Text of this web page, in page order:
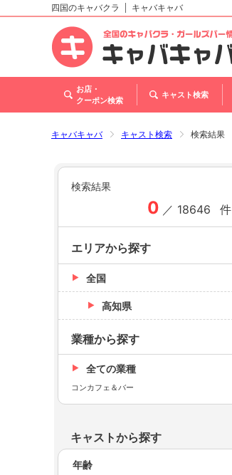
北海道
東北
甲信越・北陸
関西
四国のキャバクラ キャバキャバ
お店・
クーポン検索
キャスト検索
キャバキャバ キャスト検索 検索結果
検索結果
0 ／ 18646 件
エリアから探す
全国
高知県
業種から探す
全ての業種
コンカフェ＆バー
キャストから探す
年齢